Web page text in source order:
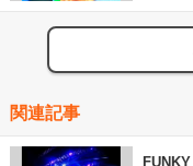
関連記事